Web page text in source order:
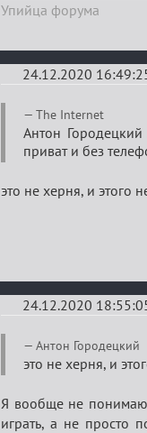
Упийца форума
24.12.2020
Re:
Ценная
игровая
информация
The Internet
Антон
приват и без
это не херня, и этого
24.12.2020
Re:
Ценная
игровая
информация
Антон Городецкий
это не херня, и
Я вообще не понимаю
играть, а не просто